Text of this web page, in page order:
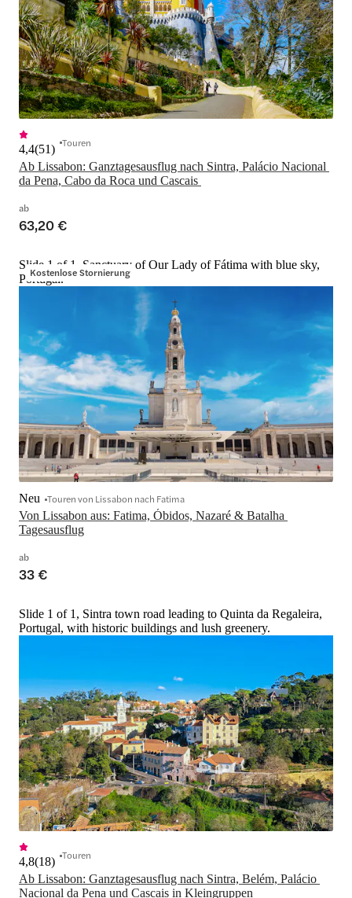
Ab Lissabon: Ganztagesausflug nach Sintra, Palácio Nacional
4,4(51) Touren
ab
63,20 €
Kostenlose Stornierung
Slide 1 of 1, Sanctuary of Our Lady of Fátima with blue sky,
Portugal.
Von Lissabon aus: Fatima, Óbidos, Nazaré & Batalha
Tagesausflug
Neu Touren von Lissabon nach Fatima
ab
33 €
Slide 1 of 1, Sintra town road leading to Quinta da Regaleira,
Portugal, with historic buildings and lush greenery.
Ab Lissabon: Ganztagesausflug nach Sintra, Belém, Palácio
Nacional da Pena und Cascais in Kleingruppen
4,8(18) Touren